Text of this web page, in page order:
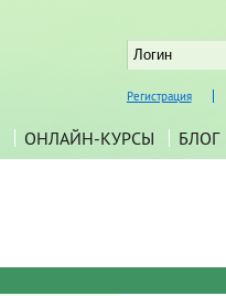
Регистрация
ОНЛАЙН-КУРСЫ БЛОГ